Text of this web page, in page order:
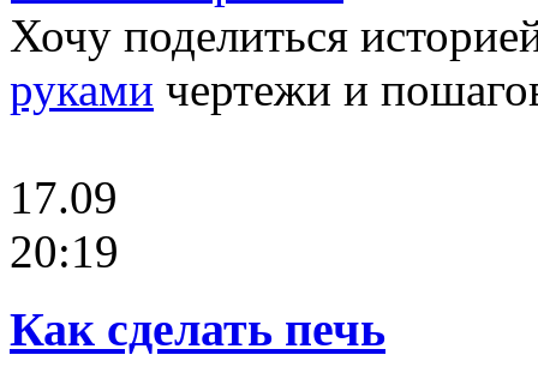
Хочу поделиться
руками чертежи и
17.09
20:19
Как сделать печь